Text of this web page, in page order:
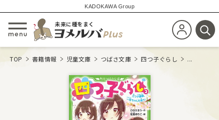
KADOKAWA Group
メニューを開閉する
未来に種をまく
新規会員登
検
TOP 書籍情報 児童文庫 つばさ文庫 四つ子ぐらし ...